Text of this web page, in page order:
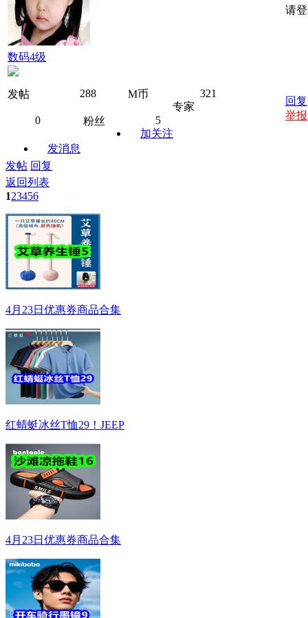
数码4级
发帖 288 M币
321
专家
0
粉丝
5
加关注
发消息
请
回复
举报
发帖 回复
返回列表
123456
4月23日优惠券商品合集
红蜻蜓冰丝T恤29！JEEP
4月23日优惠券商品合集